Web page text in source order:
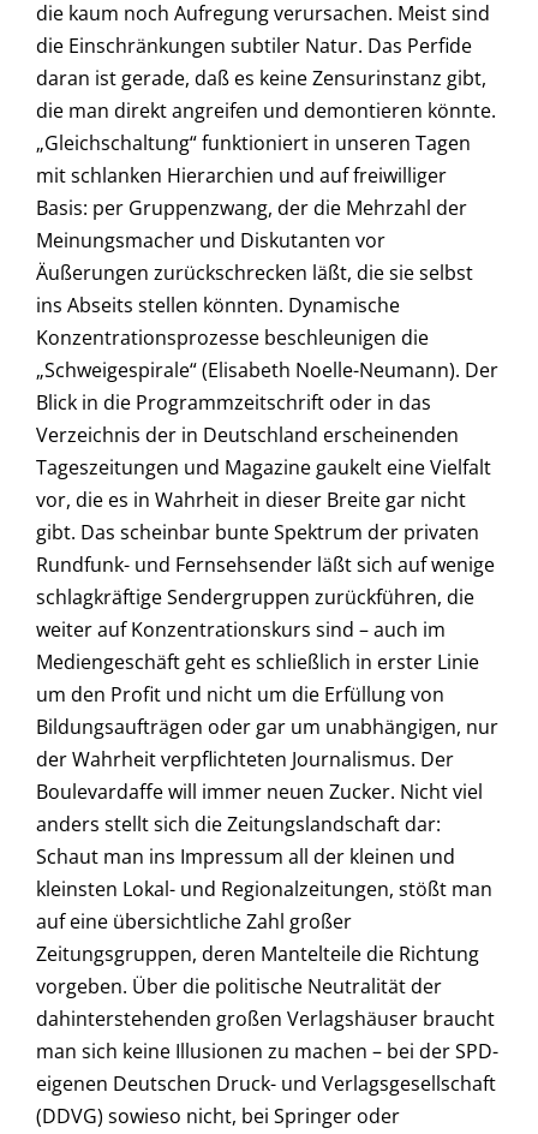
die kaum noch Aufregung verursachen. Meist sind
die Einschränkungen subtiler Natur. Das Perfide
daran ist gerade, daß es keine Zensurinstanz gibt,
die man direkt angreifen und demontieren könnte.
„Gleichschaltung“ funktioniert in unseren Tagen
mit schlanken Hierarchien und auf freiwilliger
Basis: per Gruppenzwang, der die Mehrzahl der
Meinungsmacher und Diskutanten vor
Äußerungen zurückschrecken läßt, die sie selbst
ins Abseits stellen könnten. Dynamische
Konzentrationsprozesse beschleunigen die
„Schweigespirale“ (Elisabeth Noelle-Neumann). Der
Blick in die Programmzeitschrift oder in das
Verzeichnis der in Deutschland erscheinenden
Tageszeitungen und Magazine gaukelt eine Vielfalt
vor, die es in Wahrheit in dieser Breite gar nicht
gibt. Das scheinbar bunte Spektrum der privaten
Rundfunk- und Fernsehsender läßt sich auf wenige
schlagkräftige Sendergruppen zurückführen, die
weiter auf Konzentrationskurs sind – auch im
Mediengeschäft geht es schließlich in erster Linie
um den Profit und nicht um die Erfüllung von
Bildungsaufträgen oder gar um unabhängigen, nur
der Wahrheit verpflichteten Journalismus. Der
Boulevardaffe will immer neuen Zucker. Nicht viel
anders stellt sich die Zeitungslandschaft dar:
Schaut man ins Impressum all der kleinen und
kleinsten Lokal- und Regionalzeitungen, stößt man
auf eine übersichtliche Zahl großer
Zeitungsgruppen, deren Mantelteile die Richtung
vorgeben. Über die politische Neutralität der
dahinterstehenden großen Verlagshäuser braucht
man sich keine Illusionen zu machen – bei der SPD-
eigenen Deutschen Druck- und Verlagsgesellschaft
(DDVG) sowieso nicht, bei Springer oder